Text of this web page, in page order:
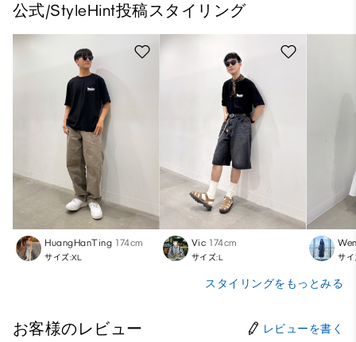
公式/StyleHint投稿スタイリング
HuangHanTing 174cm
サイズ:XL
Vic 174cm
サイズ:L サ
スタイリングをもっとみる
お客様のレビュー レビューを書く